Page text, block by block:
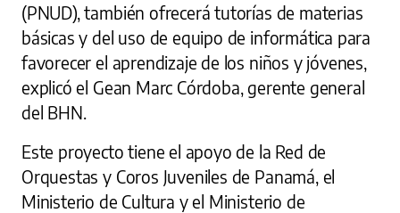
(PNUD), también ofrecerá tutorías de materias
básicas y del uso de equipo de informática para
favorecer el aprendizaje de los niños y jóvenes,
explicó el Gean Marc Córdoba, gerente general
del BHN.
Este proyecto tiene el apoyo de la Red de
Orquestas y Coros Juveniles de Panamá, el
Ministerio de Cultura y el Ministerio de